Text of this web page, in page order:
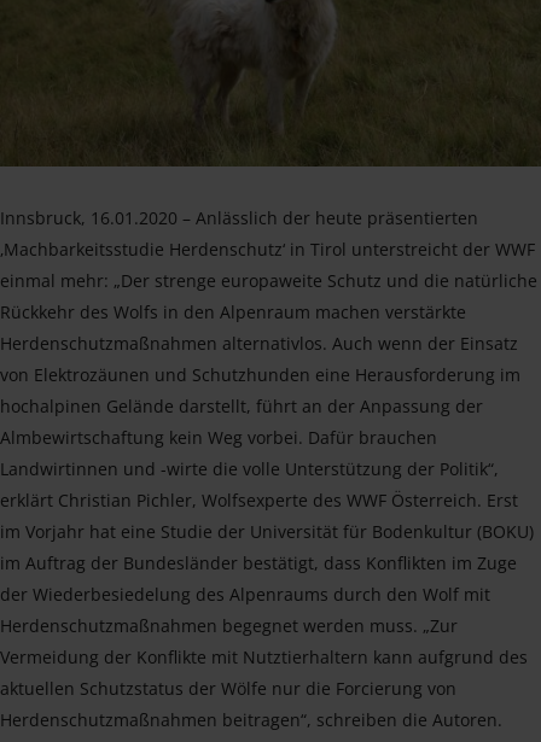
Innsbruck, 16.01.2020 – Anlässlich der heute präsentierten
‚Machbarkeitsstudie Herdenschutz‘ in Tirol unterstreicht der WWF
einmal mehr: „Der strenge europaweite Schutz und die natürliche
Rückkehr des Wolfs in den Alpenraum machen verstärkte
Herdenschutzmaßnahmen alternativlos. Auch wenn der Einsatz
von Elektrozäunen und Schutzhunden eine Herausforderung im
hochalpinen Gelände darstellt, führt an der Anpassung der
Almbewirtschaftung kein Weg vorbei. Dafür brauchen
Landwirtinnen und -wirte die volle Unterstützung der Politik“,
erklärt Christian Pichler, Wolfsexperte des WWF Österreich. Erst
im Vorjahr hat eine Studie der Universität für Bodenkultur (BOKU)
im Auftrag der Bundesländer bestätigt, dass Konflikten im Zuge
der Wiederbesiedelung des Alpenraums durch den Wolf mit
Herdenschutzmaßnahmen begegnet werden muss. „Zur
Vermeidung der Konflikte mit Nutztierhaltern kann aufgrund des
aktuellen Schutzstatus der Wölfe nur die Forcierung von
Herdenschutzmaßnahmen beitragen“, schreiben die Autoren.